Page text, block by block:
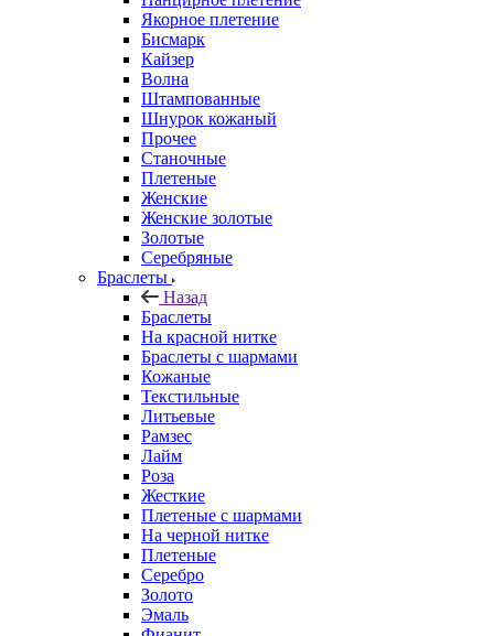
Якорное плетение
Бисмарк
Кайзер
Волна
Штампованные
Шнурок кожаный
Прочее
Станочные
Плетеные
Женские
Женские золотые
Золотые
Серебряные
Браслеты
Назад
Браслеты
На красной нитке
Браслеты с шармами
Кожаные
Текстильные
Литьевые
Рамзес
Лайм
Роза
Жесткие
Плетеные с шармами
На черной нитке
Плетеные
Серебро
Золото
Эмаль